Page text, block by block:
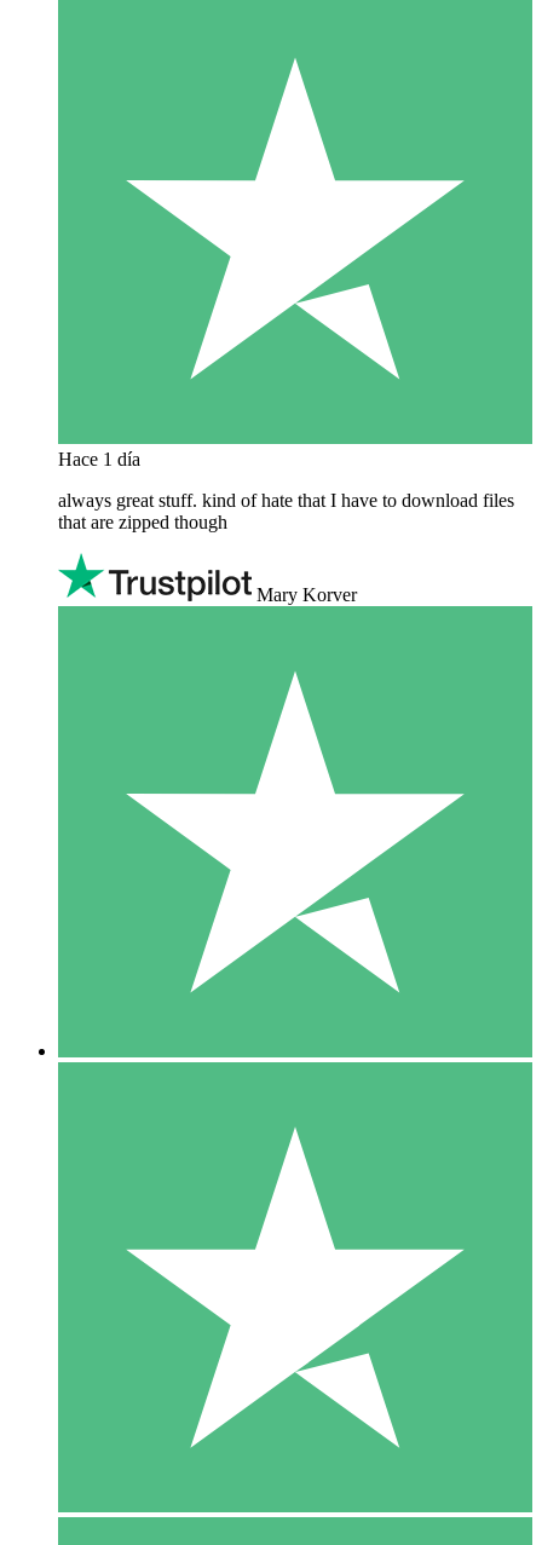
Hace 1 día
always great stuff. kind of hate that I have to download files
that are zipped though
Mary Korver